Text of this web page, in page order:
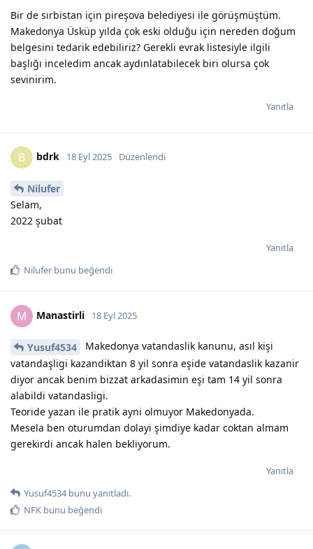
Bir de sırbistan için pireşova belediyesi ile görüşmüştüm.
Makedonya Üsküp yılda çok eski olduğu için nereden doğum
belgesini tedarik edebiliriz? Gerekli evrak listesiyle ilgili
başlığı inceledim ancak aydınlatabilecek biri olursa çok
sevinirim.
Yanıtla
B bdrk 18 Eyl 2025 Düzenlendi
Nilufer
Selam,
2022 şubat
Yanıtla
Nilufer bunu beğendi
M Manastirli 18 Eyl 2025
Yusuf4534
Makedonya vatandaslik kanunu, asıl kişi
vatandaşligi kazandiktan 8 yil sonra eşide vatandaslik kazanir
diyor ancak benim bizzat arkadasimin eşi tam 14 yil sonra
alabildi vatandasligi.
Teoride yazan ile pratik ayni olmuyor Makedonyada.
Mesela ben oturumdan dolayi şimdiye kadar coktan almam
gerekirdi ancak halen bekliyorum.
Yanıtla
Yusuf4534bunu yanıtladı.
NFK bunu beğendi